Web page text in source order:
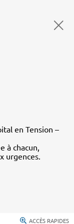
en Tension –
à chacun,
urgences.
ACCÈS RAPIDES